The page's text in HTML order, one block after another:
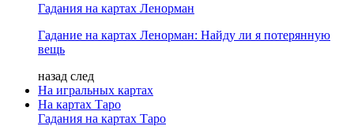
Гадания на картах Ленорман
Гадание на картах Ленорман: Найду ли я потерянную
вещь
назад след
На игральных картах
На картах Таро
Гадания на картах Таро